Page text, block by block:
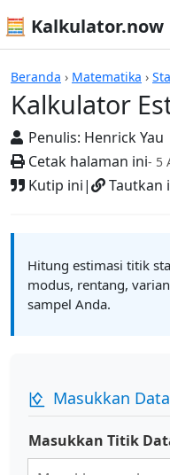
🧮 Kalkulator.now
Beranda › Matematika ›
Kalkulator
Penulis: Henrick Yau
Cetak halaman ini- 5
Kutip ini| Tautkan
Kalkulator-
Hitung estimasi titik
modus, rentang,
sampel Anda.
Masukkan
Masukkan Titik